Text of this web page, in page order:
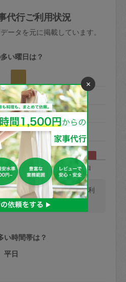
当日キャンセル＝依頼
通費全額
土曜日午前9時開始の場
日9時まで＝依頼料金の
日8時まで＝依頼金額の
時間＝依頼金額の100%
当日キャンセル＝依頼
通費全額
セルする場合、毎週定
週定期は月1回までキャ
険の対象外となるので
参照ください：初めて
代行ご利用状況
ータを元に掲載しています。
い曜日は？
木 金 土 日
利用が最も多く、日曜日の利
08/10 時点での更新)
い時間帯は？
平日
×